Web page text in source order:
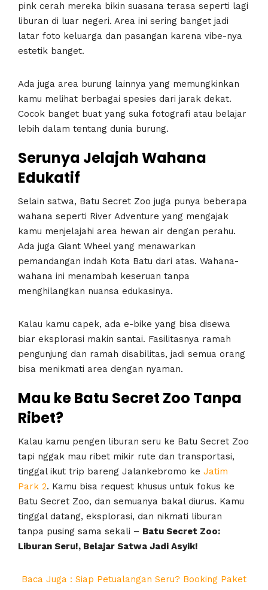
pink cerah mereka bikin suasana terasa seperti lagi
liburan di luar negeri. Area ini sering banget jadi
latar foto keluarga dan pasangan karena vibe-nya
estetik banget.
Ada juga area burung lainnya yang memungkinkan
kamu melihat berbagai spesies dari jarak dekat.
Cocok banget buat yang suka fotografi atau belajar
lebih dalam tentang dunia burung.
Serunya Jelajah Wahana
Edukatif
Selain satwa, Batu Secret Zoo juga punya beberapa
wahana seperti River Adventure yang mengajak
kamu menjelajahi area hewan air dengan perahu.
Ada juga Giant Wheel yang menawarkan
pemandangan indah Kota Batu dari atas. Wahana-
wahana ini menambah keseruan tanpa
menghilangkan nuansa edukasinya.
Kalau kamu capek, ada e-bike yang bisa disewa
biar eksplorasi makin santai. Fasilitasnya ramah
pengunjung dan ramah disabilitas, jadi semua orang
bisa menikmati area dengan nyaman.
Mau ke Batu Secret Zoo Tanpa
Ribet?
Kalau kamu pengen liburan seru ke Batu Secret Zoo
tapi nggak mau ribet mikir rute dan transportasi,
tinggal ikut trip bareng Jalankebromo ke Jatim
Park 2. Kamu bisa request khusus untuk fokus ke
Batu Secret Zoo, dan semuanya bakal diurus. Kamu
tinggal datang, eksplorasi, dan nikmati liburan
tanpa pusing sama sekali – Batu Secret Zoo:
Liburan Seru!, Belajar Satwa Jadi Asyik!
Baca Juga : Siap Petualangan Seru? Booking Paket